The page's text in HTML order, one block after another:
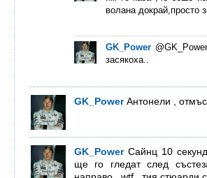
волана докрай,просто
GK_Power
засякоха..
GK_Power Антонели ,
GK_Power Сайнц 10
ще го гледат след